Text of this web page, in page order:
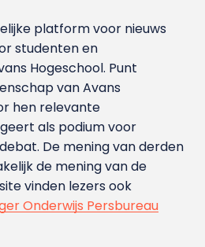
platform voor nieuws
studenten en
Hoge­school. Punt
van Avans
hen relevante
als podium voor
De mening van derden
de mening van de
vinden lezers ook
Onderwijs Persbureau